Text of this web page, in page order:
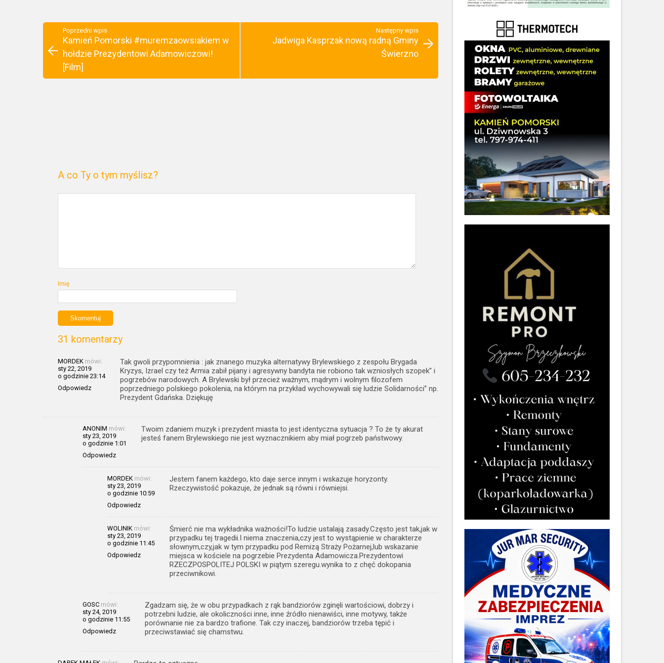
Poprzedni wpis
Kamień Pomorski #muremzaowsiakiem w
hołdzie Prezydentowi Adamowiczowi!
[Film]
Następny wpis
Jadwiga Kasprzak nową radną Gminy
Świerzno
A co Ty o tym myślisz?
Imię
31 komentarzy
MORDEK mówi:
sty 22, 2019
o godzinie 23:14
Odpowiedz
Tak gwoli przypomnienia : jak znanego muzyka alternatywy Brylewskiego z zespołu Brygada
Kryzys, Izrael czy też Armia zabił pijany i agresywny bandyta nie robiono tak wzniosłych szopek” i
pogrzebów narodowych. A Brylewski był przecież ważnym, mądrym i wolnym filozofem
poprzedniego polskiego pokolenia, na którym na przykład wychowywali się ludzie Solidarności” np.
Prezydent Gdańska. Dziękuję
ANONIM mówi:
sty 23, 2019
o godzinie 1:01
Odpowiedz
Twoim zdaniem muzyk i prezydent miasta to jest identyczna sytuacja ? To że ty akurat
jesteś fanem Brylewskiego nie jest wyznacznikiem aby miał pogrzeb państwowy.
MORDEK mówi:
sty 23, 2019
o godzinie 10:59
Odpowiedz
Jestem fanem każdego, kto daje serce innym i wskazuje horyzonty.
Rzeczywistość pokazuje, że jednak są równi i równiejsi.
WOLINIK mówi:
sty 23, 2019
o godzinie 11:45
Odpowiedz
Śmierć nie ma wykładnika ważności!To ludzie ustalają zasady.Często jest tak,jak w
przypadku tej tragedii.I niema znaczenia,czy jest to wystąpienie w charakterze
słownym,czy,jak w tym przypadku pod Remizą Straży Pożarnej,lub wskazanie
miejsca w kościele na pogrzebie Prezydenta Adamowicza.Prezydentowi
RZECZPOSPOLITEJ POLSKI w piątym szeregu.wynika to z chęć dokopania
przeciwnikowi.
GOSC mówi:
sty 24, 2019
o godzinie 11:55
Odpowiedz
Zgadzam się, że w obu przypadkach z rąk bandziorów zginęli wartościowi, dobrzy i
potrzebni ludzie, ale okoliczności inne, inne źródło nienawiści, inne motywy, także
porównanie nie za bardzo trafione. Tak czy inaczej, bandziorów trzeba tępić i
przeciwstawiać się chamstwu.